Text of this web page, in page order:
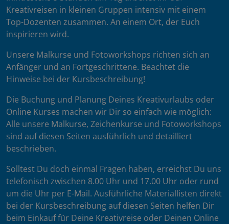
Kreativreisen in kleinen Gruppen intensiv mit einem
Top-Dozenten zusammen. An einem Ort, der Euch
inspirieren wird.
Unsere Malkurse und Fotoworkshops richten sich an
Anfänger und an Fortgeschrittene. Beachtet die
Hinweise bei der Kursbeschreibung!
Die Buchung und Planung Deines Kreativurlaubs oder
Online Kurses machen wir Dir so einfach wie möglich:
Alle unsere Malkurse, Zeichenkurse und Fotoworkshops
sind auf diesen Seiten ausführlich und detailliert
beschrieben.
Solltest Du doch einmal Fragen haben, erreichst Du uns
telefonisch zwischen 8.00 Uhr und 17.00 Uhr oder rund
um die Uhr per E-Mail. Ausführliche Materiallisten direkt
bei der Kursbeschreibung auf diesen Seiten helfen Dir
beim Einkauf für Deine Kreativreise oder Deinen Online